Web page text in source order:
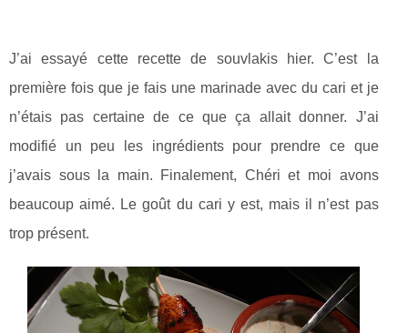
J’ai essayé cette recette de souvlakis hier. C’est la
première fois que je fais une marinade avec du cari et je
n’étais pas certaine de ce que ça allait donner. J’ai
modifié un peu les ingrédients pour prendre ce que
j’avais sous la main. Finalement, Chéri et moi avons
beaucoup aimé. Le goût du cari y est, mais il n’est pas
trop présent.